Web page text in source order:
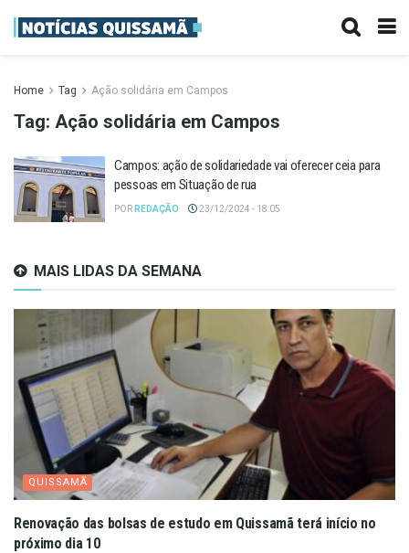
Home Tag Ação solidária em Campos
Tag: Ação solidária em Campos
Campos: ação de solidariedade vai oferecer ceia para
pessoas em Situação de rua
POR REDAÇÃO 23/12/2024 - 18:05
MAIS LIDAS DA SEMANA
QUISSAMÃ
Renovação das bolsas de estudo em Quissamã terá início no
próximo dia 10